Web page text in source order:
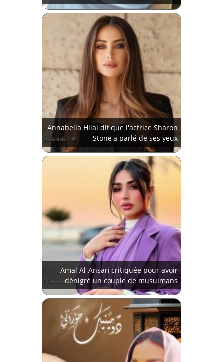
Annabella Hilal dit que l'actrice Sharon
Stone a parlé de ses yeux
Amal Al-Ansari critiquée pour avoir
dénigré un couple de musulmans